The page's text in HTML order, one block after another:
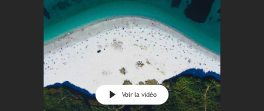
Voir la vidéo